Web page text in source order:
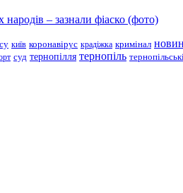
– зазнали фіаско (фото)
київ коронавірус крадіжка кримінал
суд тернопілля тернопіль